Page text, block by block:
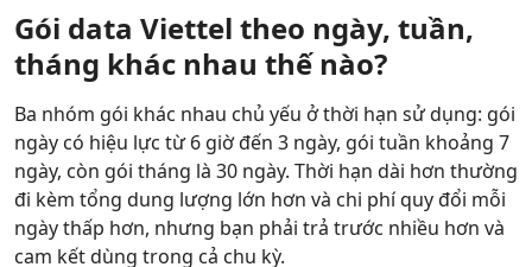
Gói data Viettel theo ngày, tuần,
tháng khác nhau thế nào?
Ba nhóm gói khác nhau chủ yếu ở thời hạn sử dụng: gói
ngày có hiệu lực từ 6 giờ đến 3 ngày, gói tuần khoảng 7
ngày, còn gói tháng là 30 ngày. Thời hạn dài hơn thường
đi kèm tổng dung lượng lớn hơn và chi phí quy đổi mỗi
ngày thấp hơn, nhưng bạn phải trả trước nhiều hơn và
cam kết dùng trong cả chu kỳ.